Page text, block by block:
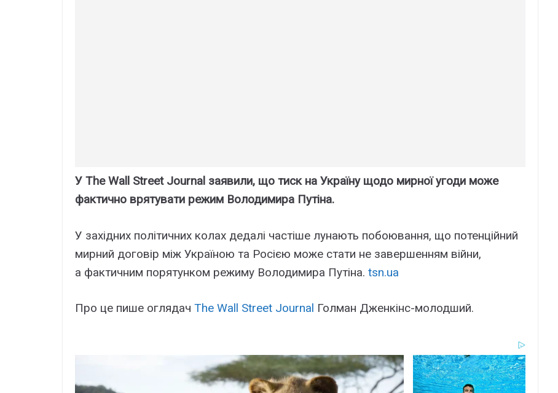
У The Wall Street Journal заявили, що тиск на Україну щодо мирної угоди може
фактично врятувати режим Володимира Путіна.
У західних політичних колах дедалі частіше лунають побоювання, що потенційний
мирний договір між Україною та Росією може стати не завершенням війни,
а фактичним порятунком режиму Володимира Путіна. tsn.ua
Про це пише оглядач The Wall Street Journal Голман Дженкінс-молодший.